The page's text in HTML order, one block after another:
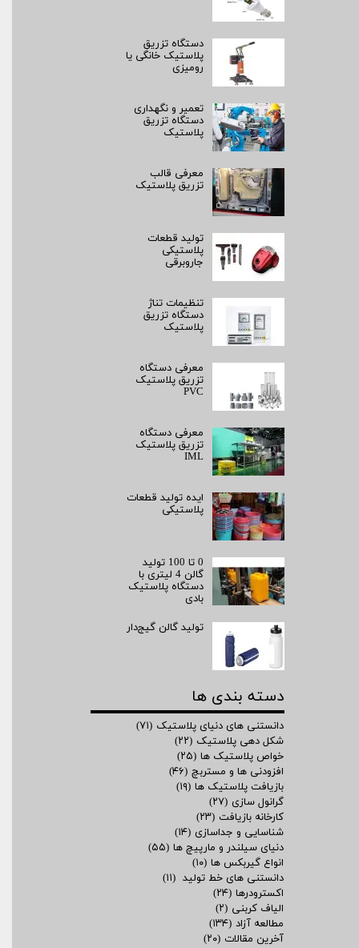
دستگاه تزریق
پلاستیک خانگی یا
رومیزی
تعمیر و نگهداری
دستگاه تزریق
پلاستیک
معرفی قالب
تزریق پلاستیک
تولید قطعات
پلاستیکی
جاروبرقی
تنظیمات تناژ
دستگاه تزریق
پلاستیک
معرفی دستگاه
تزریق پلاستیک
PVC
معرفی دستگاه
تزریق پلاستیک
IML
ایده تولید قطعات
پلاستیکی
0 تا 100 تولید
گالن 4 لیتری با
دستگاه پلاستیک
بادی
تولید گالن گیج‌دار
دسته بندی ها
دانستنی های دنیای پلاستیک (۷۱)
شکل دهی پلاستیک (۲۲)
خواص پلاستیک ها (۲۵)
افزودنی ها و مستربچ (۴۶)
بازیافت پلاستیک ها (۱۹)
گرانول سازی (۲۷)
کارخانه بازیافت (۲۳)
شناسایی و جداسازی (۱۴)
دنیای سیلندر و مارپیچ ها (۵۵)
انواع گیربکس ها (۱۰)
دانستنی های خط تولید (۱۱)
اکسترودرها (۲۴)
الیاف کربنی (۲)
مطالعه آزاد (۱۳۴)
آخرین مقالات (۲۰)